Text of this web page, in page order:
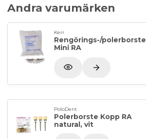
Andra varumärken
Kerr
Rengörings-/polerborste
Mini RA
PoloDent
Polerborste Kopp RA
natural, vit